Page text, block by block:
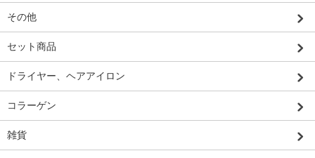
その他
セット商品
ドライヤー、ヘアアイロン
コラーゲン
雑貨